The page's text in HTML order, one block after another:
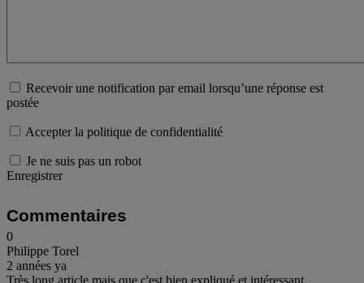
Recevoir une notification par email lorsqu’une réponse est
postée
Accepter la politique de confidentialité
Je ne suis pas un robot
Enregistrer
Commentaires
0
Philippe Torel
2 années ya
Très long article mais que c'est bien expliqué et intéressant.